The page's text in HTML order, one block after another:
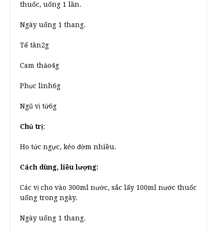
thuốc, uống 1 lần.
Ngày uống 1 thang.
Tế tân2g
Cam thảo4g
Phục linh6g
Ngũ vị tử6g
Chủ trị:
Ho tức ngực, kéo đờm nhiều.
Cách dùng, liều lượng:
Các vị cho vào 300ml nước, sắc lấy 100ml nước thuốc
uổng trong ngày.
Ngày uống 1 thang.